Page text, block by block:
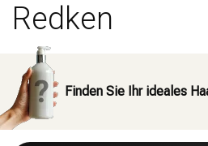
Marken
Redken
Finden Sie Ihr ideales